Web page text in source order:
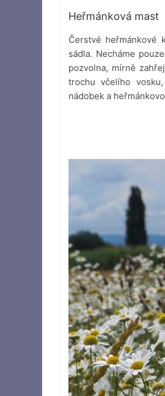
Heřmánková mast
Čerstvé heřmánkové
sádla. Necháme
pozvolna, mírně
trochu včelího
nádobek a